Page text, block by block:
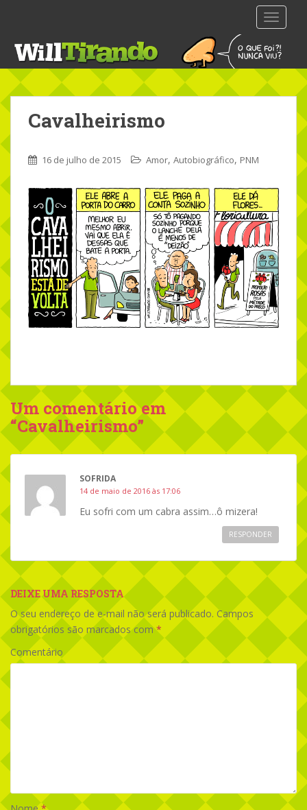
t
m
n
o
e
Cavalheirismo
16 de julho de 2015 Amor, Autobiográfico, PNM
Um comentário em
“Cavalheirismo”
SOFRIDA
14 de maio de 2016 às 17:06
Eu sofri com um cabra assim…ô mizera!
RESPONDER
DEIXE UMA RESPOSTA
O seu endereço de e-mail não será publicado. Campos
obrigatórios são marcados com*
Comentário